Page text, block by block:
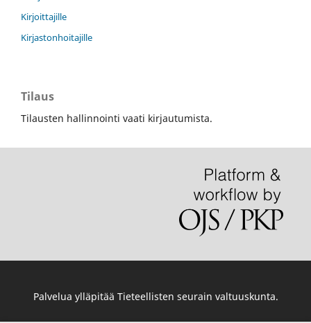
Kirjoittajille
Kirjastonhoitajille
Tilaus
Tilausten hallinnointi vaati kirjautumista.
Palvelua ylläpitää Tieteellisten seurain valtuuskunta.